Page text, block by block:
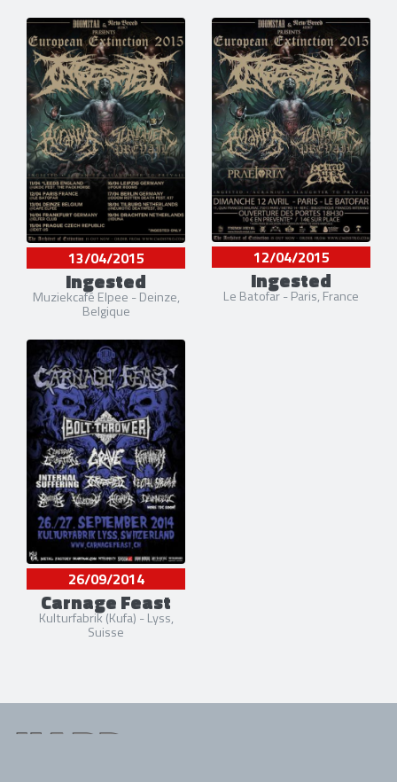
13/04/2015
Ingested
Muziekcafé Elpee - Deinze,
Belgique
12/04/2015
Ingested
Le Batofar - Paris, France
26/09/2014
Carnage Feast
Kulturfabrik (Kufa) - Lyss,
Suisse